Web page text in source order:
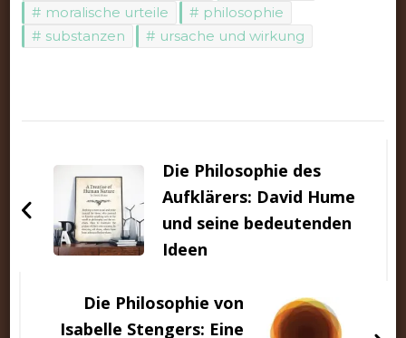
moralische urteile
philosophie
substanzen
ursache und wirkung
Die Philosophie des
Aufklärers: David Hume
und seine bedeutenden
Ideen
Die Philosophie von
Isabelle Stengers: Eine